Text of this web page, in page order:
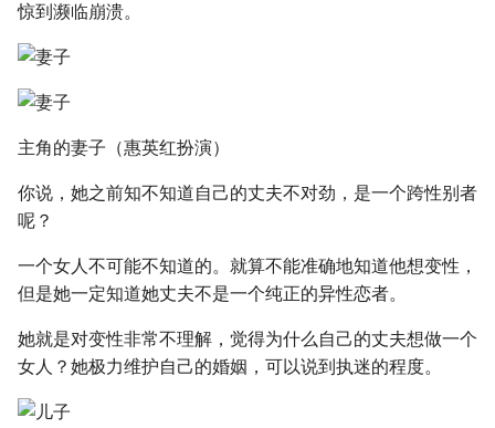
惊到濒临崩溃。
主角的妻子（惠英红扮演）
你说，她之前知不知道自己的丈夫不对劲，是一个跨性别者
呢？
一个女人不可能不知道的。就算不能准确地知道他想变性，
但是她一定知道她丈夫不是一个纯正的异性恋者。
她就是对变性非常不理解，觉得为什么自己的丈夫想做一个
女人？她极力维护自己的婚姻，可以说到执迷的程度。